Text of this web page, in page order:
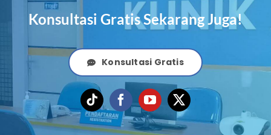
Konsultasi Gratis Sekarang Juga!
Konsultasi Gratis